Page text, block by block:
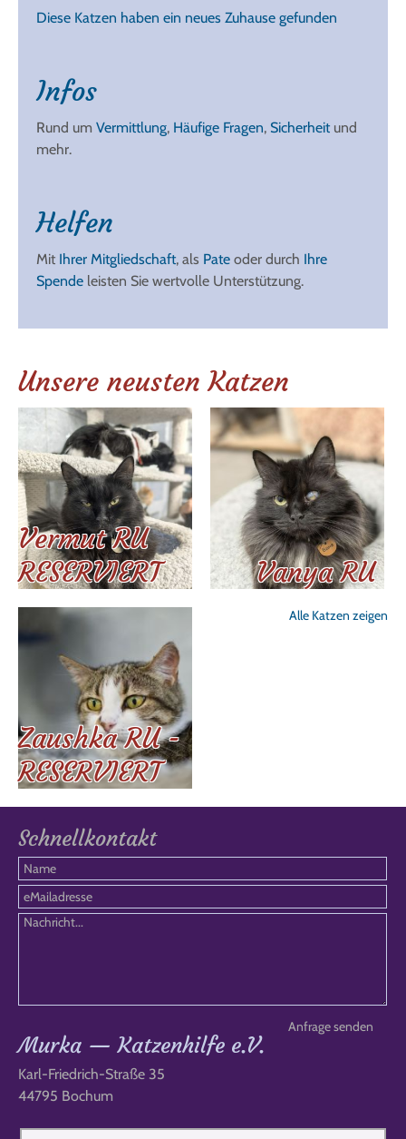
Diese Katzen haben ein neues Zuhause gefunden
Infos
Rund um Vermittlung, Häufige Fragen, Sicherheitund
mehr.
Helfen
Mit Ihrer Mitgliedschaft, als Pate oder durch Ihre
Spende leisten Sie wertvolle Unterstützung.
Unsere neusten Katzen
Vermut RU
RESERVIERT
Vanya RU
Zaushka RU -
RESERVIERT
Alle Katzen zeigen
Schnellkontakt
Murka — Katzenhilfe e.V.
Karl-Friedrich-Straße 35
44795 Bochum